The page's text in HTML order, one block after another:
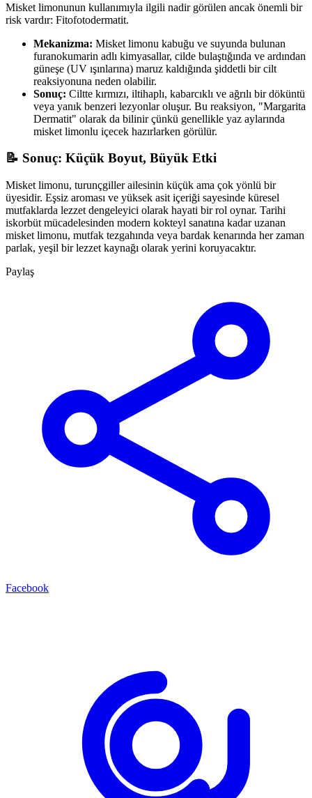
Misket limonunun kullanımıyla ilgili nadir görülen ancak önemli bir
risk vardır: Fitofotodermatit.
Mekanizma: Misket limonu kabuğu ve suyunda bulunan
furanokumarin adlı kimyasallar, cilde bulaştığında ve ardından
güneşe (UV ışınlarına) maruz kaldığında şiddetli bir cilt
reaksiyonuna neden olabilir.
Sonuç: Ciltte kırmızı, iltihaplı, kabarcıklı ve ağrılı bir döküntü
veya yanık benzeri lezyonlar oluşur. Bu reaksiyon, "Margarita
Dermatit" olarak da bilinir çünkü genellikle yaz aylarında
misket limonlu içecek hazırlarken görülür.
📝 Sonuç: Küçük Boyut, Büyük Etki
Misket limonu, turunçgiller ailesinin küçük ama çok yönlü bir
üyesidir. Eşsiz aroması ve yüksek asit içeriği sayesinde küresel
mutfaklarda lezzet dengeleyici olarak hayati bir rol oynar. Tarihi
iskorbüt mücadelesinden modern kokteyl sanatına kadar uzanan
misket limonu, mutfak tezgahında veya bardak kenarında her zaman
parlak, yeşil bir lezzet kaynağı olarak yerini koruyacaktır.
Paylaş
Facebook